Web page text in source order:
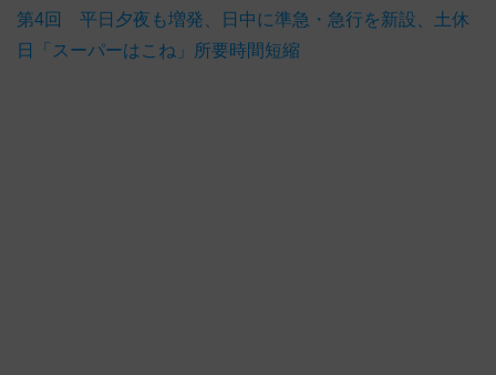
第4回 平日夕夜も増発、日中に準急・急行を新設、土休
日「スーパーはこね」所要時間短縮